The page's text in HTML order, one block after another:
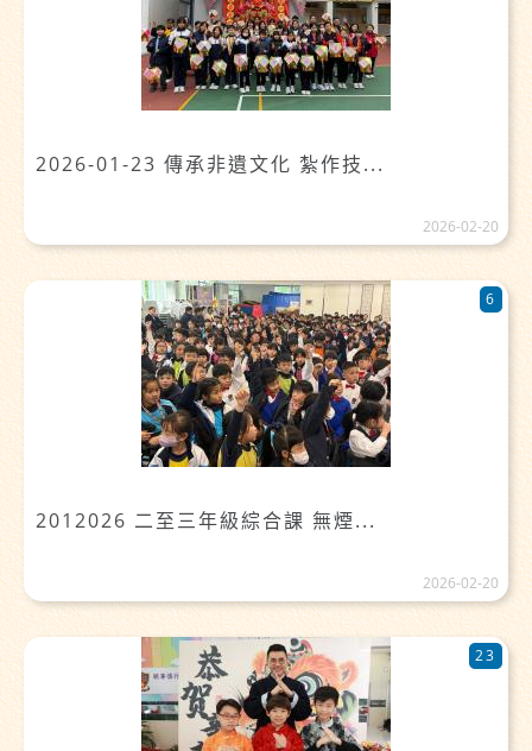
2026-01-23 傳承非遺文化 紮作技...
2026-02-20
2012026 二至三年級綜合課 無煙...
6
2026-02-20
23